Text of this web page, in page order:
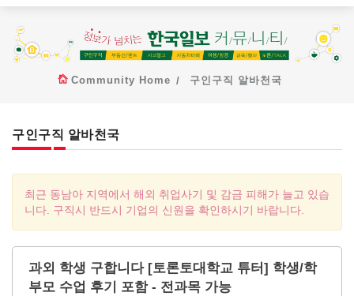
Community Home 구인구직 알바천국
구인구직 알바천국
최근 동남아 지역에서 해외 취업사기 및 감금 피해가 늘고 있습
니다. 구직시 반드시 기업의 신원을 확인하시기 바랍니다.
과외 학생 구합니다 [토론토대학교 튜터] 학생/학
부모 수업 후기 포함 - 전과목 가능